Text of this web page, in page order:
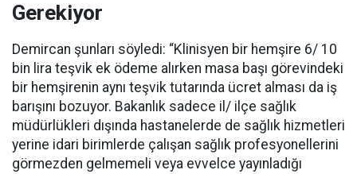
Gerekiyor
Demircan şunları söyledi: “Klinisyen bir hemşire 6/ 10
bin lira teşvik ek ödeme alırken masa başı görevindeki
bir hemşirenin aynı teşvik tutarında ücret alması da iş
barışını bozuyor. Bakanlık sadece il/ ilçe sağlık
müdürlükleri dışında hastanelerde de sağlık hizmetleri
yerine idari birimlerde çalışan sağlık profesyonellerini
görmezden gelmemeli veya evvelce yayınladığı